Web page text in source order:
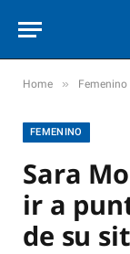
Home » Femenino
FEMENINO
Sara
ir a
de su